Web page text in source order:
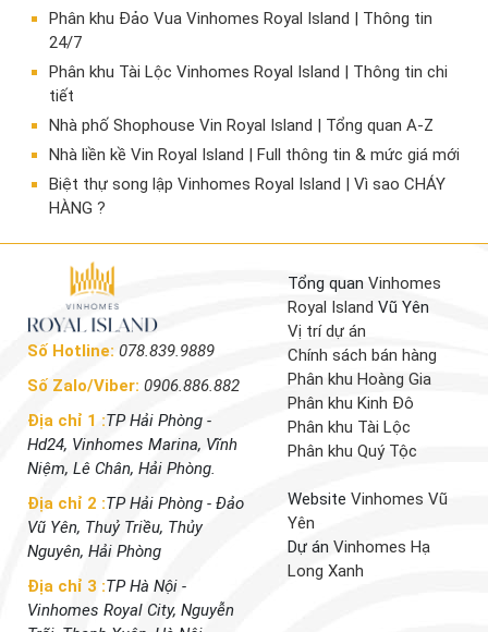
Phân khu Đảo Vua Vinhomes Royal Island | Thông tin
24/7
Phân khu Tài Lộc Vinhomes Royal Island | Thông tin chi
tiết
Nhà phố Shophouse Vin Royal Island | Tổng quan A-Z
Nhà liền kề Vin Royal Island | Full thông tin & mức giá mới
​Biệt thự song lập Vinhomes Royal Island | Vì sao CHÁY
HÀNG ?
Số Hotline: 078.839.9889
Số Zalo/Viber: 0906.886.882
Địa chỉ 1 :TP Hải Phòng -
Hd24, Vinhomes Marina, Vĩnh
Niệm, Lê Chân, Hải Phòng.
Địa chỉ 2 :TP Hải Phòng - Đảo
Vũ Yên, Thuỷ Triều, Thủy
Nguyên, Hải Phòng
Địa chỉ 3 :TP Hà Nội -
Vinhomes Royal City, Nguyễn
Tổng quan Vinhomes
Royal Island Vũ Yên
Vị trí dự án
Chính sách bán hàng
Phân khu Hoàng Gia
Phân khu Kinh Đô
Phân khu Tài Lộc
Phân khu Quý Tộc
Website Vinhomes Vũ
Yên
Dự án Vinhomes Hạ
Long Xanh